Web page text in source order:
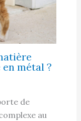
métal ?
de
au